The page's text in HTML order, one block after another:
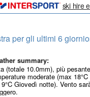
ski hire
per gli ultimi 6 giorni
summary:
(totale 10.0mm), più
moderate (max
Giovedì notte). Vento